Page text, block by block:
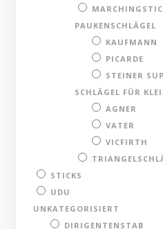
PAUKENSCHLÄGEL
KAUFMANN
PICARDE
STEINER
SCHLÄGEL FÜR
AGNER
VATER
VICFIRTH
STICKS
UDU
UNKATEGORISIERT
DIRIGENTENSTAB